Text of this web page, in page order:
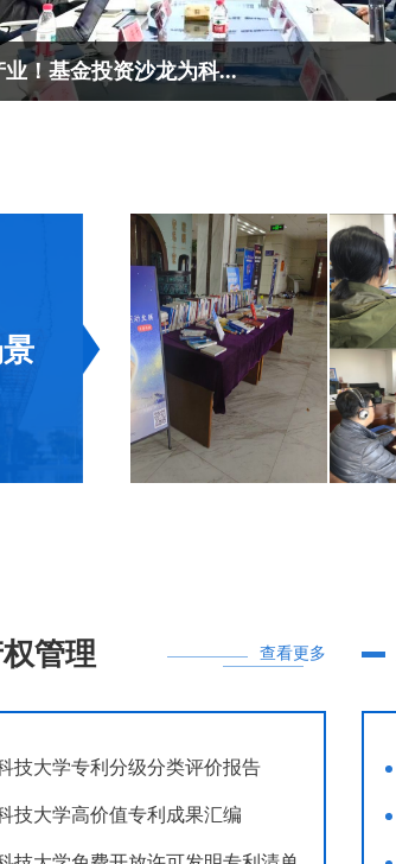
业！基金投资沙龙为科...
管理 查看更多
技大学专利分级分类评价报告
技大学高价值专利成果汇编